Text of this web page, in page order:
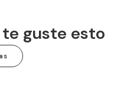
guste esto